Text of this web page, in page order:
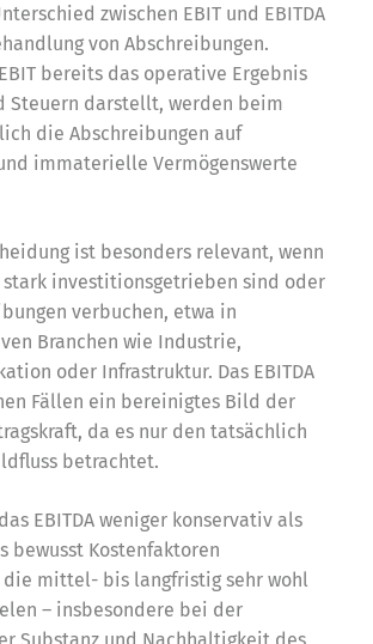
zwischen EBIT und EBITDA
von Abschreibungen.
bereits das operative Ergebnis
Steuern darstellt, werden beim
die Abschreibungen auf
immaterielle Vermögenswerte
ist besonders relevant, wenn
stark investitionsgetrieben sind oder
verbuchen, etwa in
Branchen wie Industrie,
oder Infrastruktur. Das EBITDA
Fällen ein bereinigtes Bild der
da es nur den tatsächlich
betrachtet.
EBITDA weniger konservativ als
bewusst Kostenfaktoren
mittel- bis langfristig sehr wohl
– insbesondere bei der